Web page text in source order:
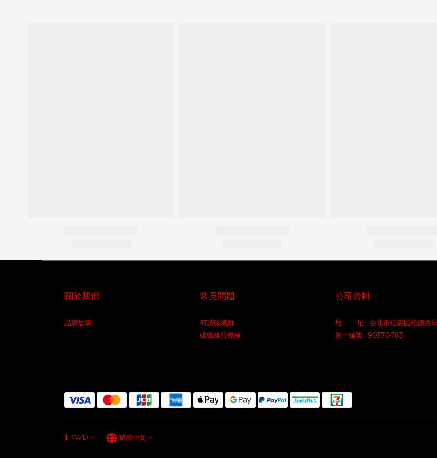
關於我們
品牌故事
常見問題
何謂碳纖維
碳纖維分幾種
公司資料
地 址 : 台北市信義區松德路6
統一編號 : 90370783
$ TWD 繁體中文